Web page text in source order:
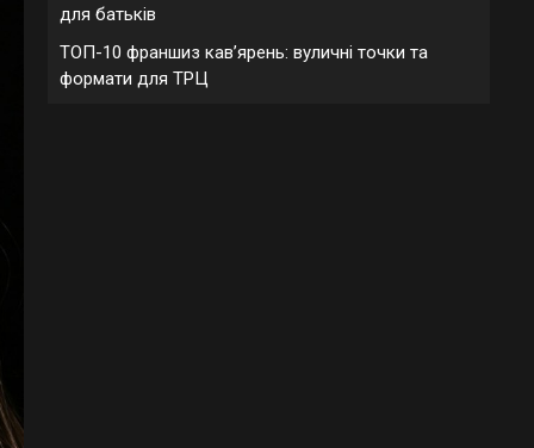
для батьків
ТОП-10 франшиз кавʼярень: вуличні точки та
формати для ТРЦ